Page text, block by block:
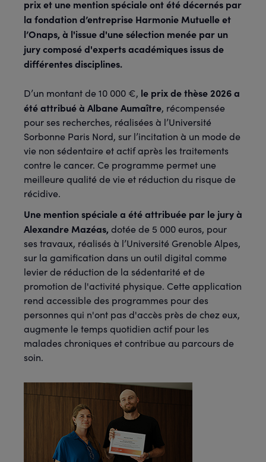
prix et une mention spéciale ont été décernés par
la fondation d’entreprise Harmonie Mutuelle et
l’Onaps, à l'issue d'une sélection menée par un
jury composé d'experts académiques issus de
différentes disciplines.
D’un montant de 10 000 €, le prix de thèse 2026a
été attribué à Albane Aumaître, récompensée
pour ses recherches, réalisées à l’Université
Sorbonne Paris Nord, sur l’incitation à un mode de
vie non sédentaire et actif après les traitements
contre le cancer. Ce programme permet une
meilleure qualité de vie et réduction du risque de
récidive.
Une mention spéciale a été attribuée par le jury à
Alexandre Mazéas,dotée de 5 000 euros, pour
ses travaux, réalisés à l’Université Grenoble Alpes,
sur la gamification dans un outil digital comme
levier de réduction de la sédentarité et de
promotion de l'activité physique. Cette application
rend accessible des programmes pour des
personnes qui n'ont pas d'accès près de chez eux,
augmente le temps quotidien actif pour les
malades chroniques et contribue au parcours de
soin.